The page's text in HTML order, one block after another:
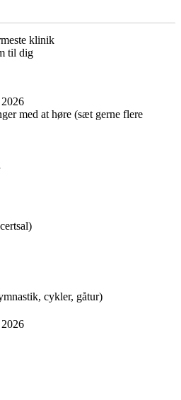
klinik
til dig
med at høre (sæt gerne flere
cykler, gåtur)